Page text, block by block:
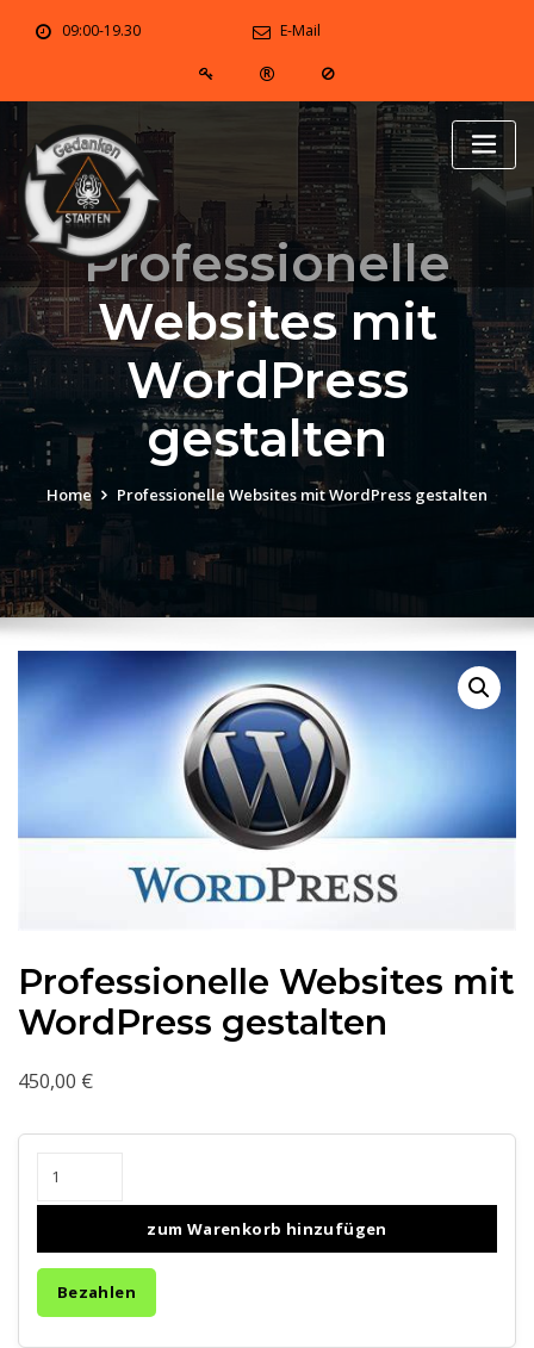
09:00-19.30 E-Mail
Professionelle
Websites mit
WordPress
gestalten
Home Professionelle Websites mit WordPress gestalten
Professionelle Websites mit
WordPress gestalten
450,00 €
gestalten
quantity
zum Warenkorb hinzufügen
Bezahlen